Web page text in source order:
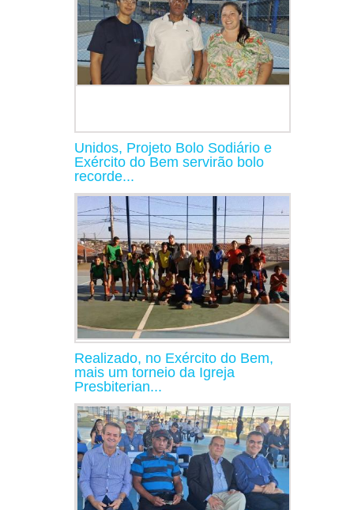
Unidos, Projeto Bolo Sodiário e
Exército do Bem servirão bolo
recorde...
Realizado, no Exército do Bem,
mais um torneio da Igreja
Presbiterian...